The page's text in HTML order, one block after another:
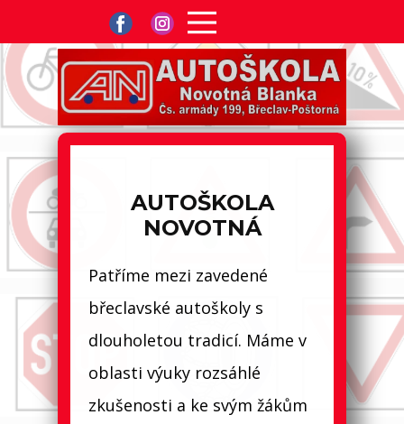
AUTOŠKOLA
NOVOTNÁ
Patříme mezi zavedené
břeclavské autoškoly s
dlouholetou tradicí. Máme v
oblasti výuky rozsáhlé
zkušenosti a ke svým žákům